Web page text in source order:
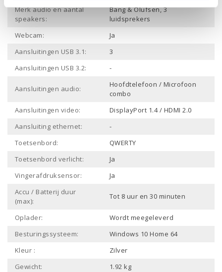
Merk audio en aantal
speakers:
Bang & Olufsen, 3
luidsprekers
Webcam:
Ja
Aansluitingen USB 3.1:
3
Aansluitingen USB 3.2:
-
Aansluitingen audio:
Hoofdtelefoon / Microfoon
combo
Aansluitingen video:
DisplayPort 1.4 / HDMI 2.0
Aansluiting ethernet:
-
Toetsenbord:
QWERTY
Toetsenbord verlicht:
Ja
Vingerafdruksensor:
Ja
Accu / Batterij duur
(max):
Tot 8 uur en 30 minuten
Oplader:
Wordt meegeleverd
Besturingssysteem:
Windows 10 Home 64
Kleur :
Zilver
Gewicht:
1.92 kg